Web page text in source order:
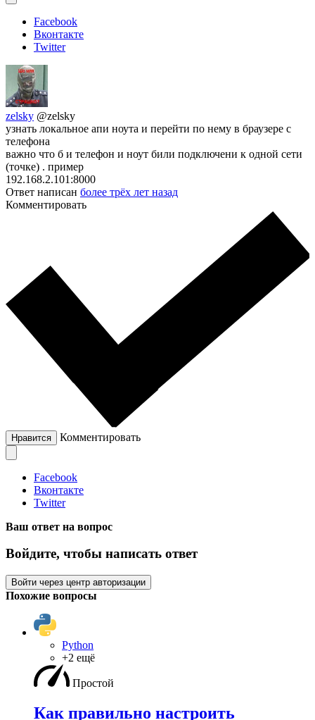
Facebook
Вконтакте
Twitter
zelsky @zelsky
узнать локальное апи ноута и перейти по нему в браузере с
телефона
важно что б и телефон и ноут били подключени к одной сети
(точке) . пример
192.168.2.101:8000
Ответ написан более трёх лет назад
Комментировать
Нравится Комментировать
Facebook
Вконтакте
Twitter
Ваш ответ на вопрос
Войдите, чтобы написать ответ
Войти через центр авторизации
Похожие вопросы
Python
+2 ещё
Простой
Как правильно настроить